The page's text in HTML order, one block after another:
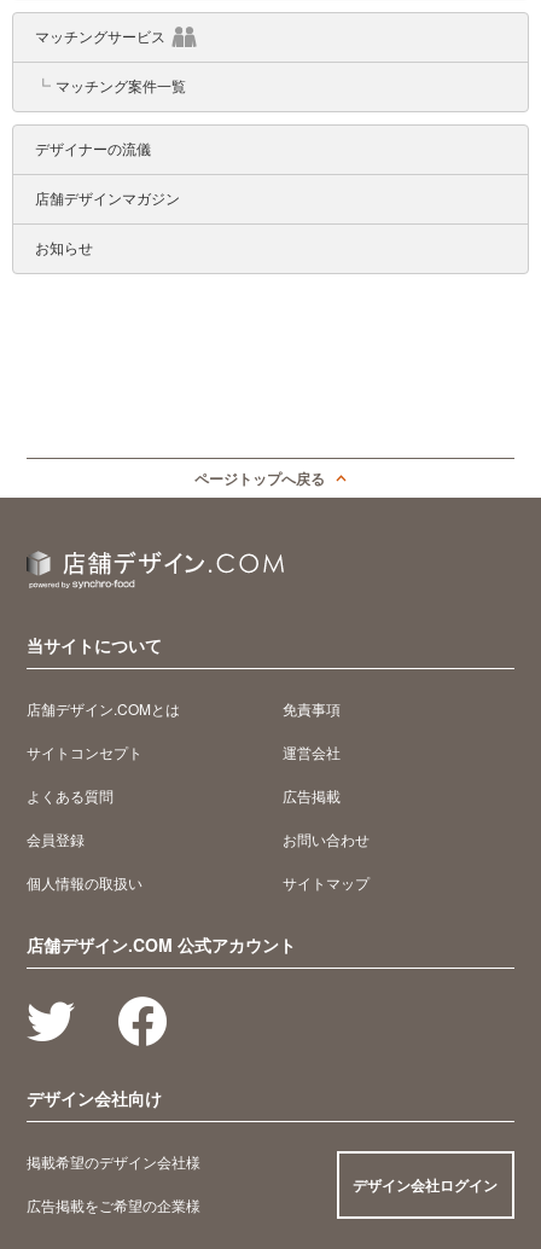
マッチングサービス
┗ マッチング案件一覧
デザイナーの流儀
店舗デザインマガジン
お知らせ
ページトップへ戻る
当サイトについて
店舗デザイン.COMとは
サイトコンセプト
よくある質問
会員登録
個人情報の取扱い
免責事項
運営会社
広告掲載
お問い合わせ
サイトマップ
店舗デザイン.COM 公式アカウント
デザイン会社向け
掲載希望のデザイン会社様
広告掲載をご希望の企業様
デザイン会社ログイン